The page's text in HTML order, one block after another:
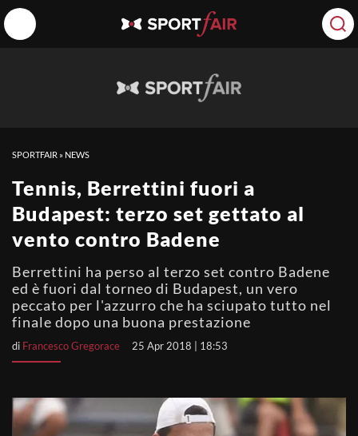
SPORTFAIR » NEWS
Tennis, Berrettini fuori a
Budapest: terzo set gettato al
vento contro Badene
Berrettini ha perso al terzo set contro Badene
ed è fuori dal torneo di Budapest, un vero
peccato per l'azzurro che ha sciupato tutto nel
finale dopo una buona prestazione
di Francesco Gregorace 25 Apr 2018 | 18:53